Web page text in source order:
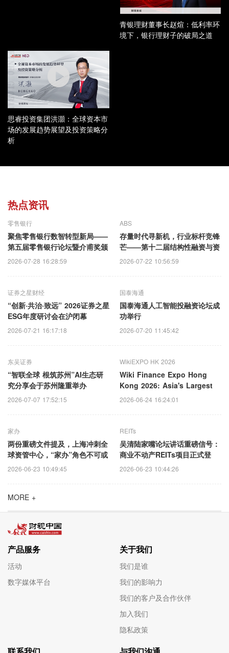
青银理财董事长赵煊：低利率环
境下，银行理财子的破局之道
思睿投资集团洪灝：全球资本市
场的发展趋势展望及投资策略分
析
热点资讯
零售银行
聚焦零售银行数智转型新局——
第五届零售银行论坛暨介甫奖颁
奖典礼即将启幕
2026-07-28 16:28:59
ABS
存量时代寻新机，行业标杆竞锋
芒——第十二届结构性融资与资
产证券化论坛暨介甫奖评选正式
2026-07-22 10:56:59
证券之星财经
“创新·共治·致远” 2026证券之星
ESG年度研讨会在沪闭幕
2026-07-21 16:17:18
国泰海通
国泰海通人工智能投融资论坛成
功举行
2026-07-20 11:45:42
东吴证券
“智联全球 根筑苏州”AI生态研
究分享会于苏州隆重举办
2026-07-07 17:52:15
WikiEXPO HK 2026
Wiki Finance Expo Hong
Kong 2026: Asia's Largest
Fintech & Web3.0 event Set
2026-06-24 16:24:01
家办
两份重磅文件提及，上海冲刺全
球资管中心，“家办”角色不可或
缺！
2026-06-23 10:49:45
REITs
吴清陆家嘴论坛讲话重磅信号：
商业不动产REITs项目正式登
场，撬动长期资本盛宴！
2026-06-23 10:44:26
MORE +
产品服务
活动
数字媒体平台
关于我们
我们是谁
我们的影响力
我们的客户及合作伙伴
加入我们
隐私政策